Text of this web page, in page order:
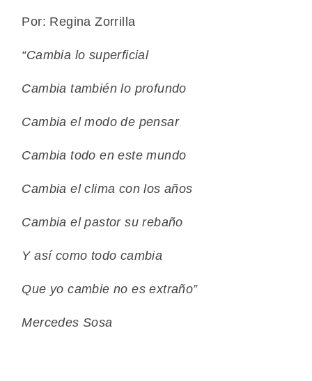
Por: Regina Zorrilla
“Cambia lo superficial
Cambia también lo profundo
Cambia el modo de pensar
Cambia todo en este mundo
Cambia el clima con los años
Cambia el pastor su rebaño
Y así como todo cambia
Que yo cambie no es extraño”
Mercedes Sosa